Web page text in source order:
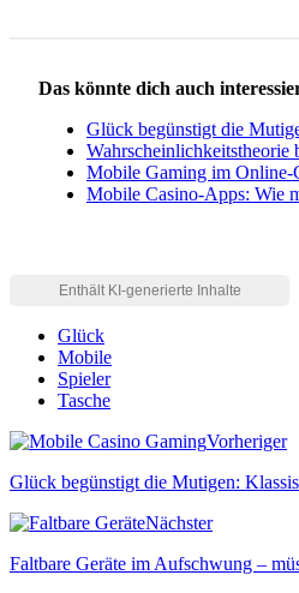
Das könnte dich auch
Glück begünstigt die
Mobile Gaming im Online-
Mobile Casino-Apps: Wie
Glück
Mobile
Spieler
Tasche
Vorheriger
Glück begünstigt die Mutigen:
Nächster
Faltbare Geräte im Aufschwung –